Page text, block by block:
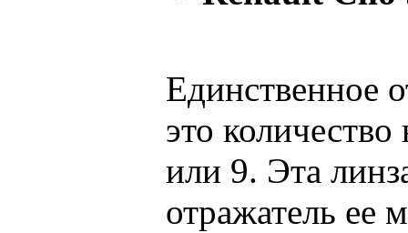
Единственное
это
или 9. Эта
отражатель ее